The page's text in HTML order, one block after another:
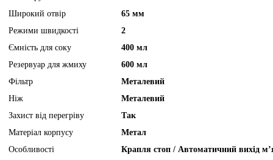
Широкий отвір
65 мм
Режими швидкості
2
Ємність для соку
400 мл
Резервуар для жмиху
600 мл
Фільтр
Металевий
Ніж
Металевий
Захист від перегріву
Так
Матеріал корпусу
Метал
Особливості
Крапля стоп / Автоматичний вихід